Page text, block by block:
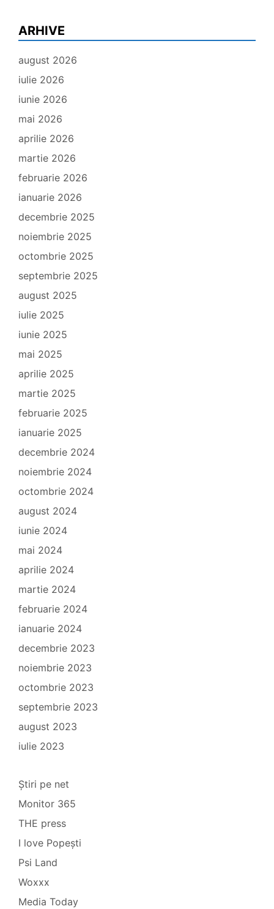
ARHIVE
august 2026
iulie 2026
iunie 2026
mai 2026
aprilie 2026
martie 2026
februarie 2026
ianuarie 2026
decembrie 2025
noiembrie 2025
octombrie 2025
septembrie 2025
august 2025
iulie 2025
iunie 2025
mai 2025
aprilie 2025
martie 2025
februarie 2025
ianuarie 2025
decembrie 2024
noiembrie 2024
octombrie 2024
august 2024
iunie 2024
mai 2024
aprilie 2024
martie 2024
februarie 2024
ianuarie 2024
decembrie 2023
noiembrie 2023
octombrie 2023
septembrie 2023
august 2023
iulie 2023
Știri pe net
Monitor 365
THE press
I love Popești
Psi Land
Woxxx
Media Today